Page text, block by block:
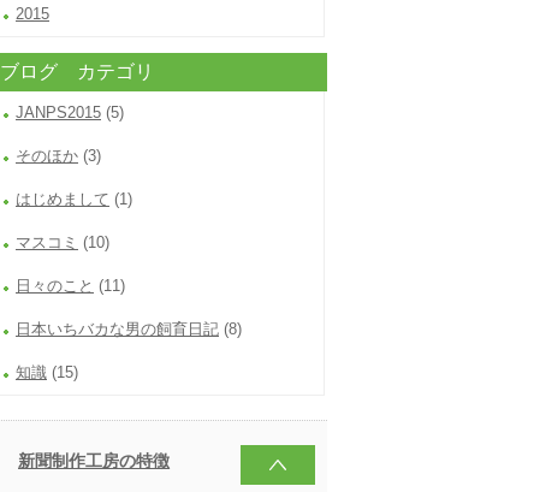
2015
ブログ カテゴリ
JANPS2015 (5)
そのほか (3)
はじめまして (1)
マスコミ (10)
日々のこと (11)
日本いちバカな男の飼育日記 (8)
知識 (15)
新聞制作工房の特徴